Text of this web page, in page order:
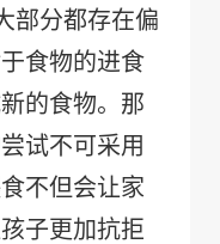
部分都存在偏
食物的进食
的食物。那
试不可采用
不但会让家
子更加抗拒